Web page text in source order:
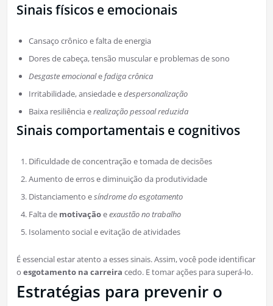
Sinais físicos e emocionais
Cansaço crônico e falta de energia
Dores de cabeça, tensão muscular e problemas de sono
Desgaste emocionalefadiga crônica
Irritabilidade, ansiedade edespersonalização
Baixa resiliência erealização pessoal reduzida
Sinais comportamentais e cognitivos
Dificuldade de concentração e tomada de decisões
Aumento de erros e diminuição da produtividade
Distanciamento esíndrome do esgotamento
Falta de motivaçãoeexaustão no trabalho
Isolamento social e evitação de atividades
É essencial estar atento a esses sinais. Assim, você pode identificar
o esgotamento na carreira cedo. E tomar ações para superá-lo.
Estratégias para prevenir o